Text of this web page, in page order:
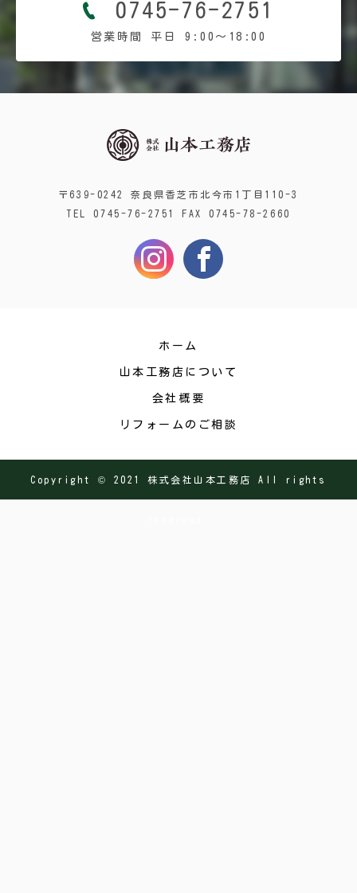
0745-76-2751
営業時間 平日 9:00〜18:00
〒639-0242 奈良県香芝市北今市1丁目110-3
TEL 0745-76-2751 FAX 0745-78-2660
ホーム
山本工務店について
会社概要
リフォームのご相談
Copyright © 2021 株式会社山本工務店 All rights